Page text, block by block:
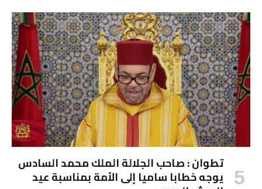
تطوان : صاحب الجلالة الملك محمد السادس
يوجه خطابا ساميا إلى الأمة بمناسبة عيد